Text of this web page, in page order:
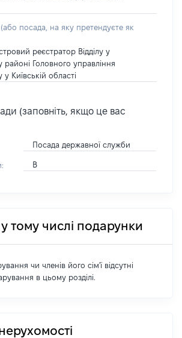
(або посада, на яку претендуєте як
реєстратор Відділу у
районі Головного управління
Київській області
(заповніть, якщо це вас
Посада державної служби
В
тому числі подарунки
чи членів його сім'ї відсутні
в цьому розділі.